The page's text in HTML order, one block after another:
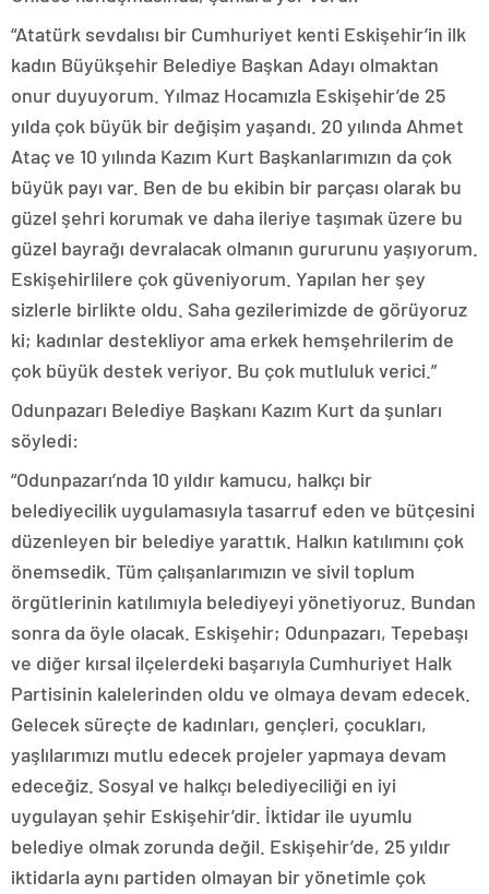
“Atatürk sevdalısı bir Cumhuriyet kenti Eskişehir’in ilk
kadın Büyükşehir Belediye Başkan Adayı olmaktan
onur duyuyorum. Yılmaz Hocamızla Eskişehir’de 25
yılda çok büyük bir değişim yaşandı. 20 yılında Ahmet
Ataç ve 10 yılında Kazım Kurt Başkanlarımızın da çok
büyük payı var. Ben de bu ekibin bir parçası olarak bu
güzel şehri korumak ve daha ileriye taşımak üzere bu
güzel bayrağı devralacak olmanın gururunu yaşıyorum.
Eskişehirlilere çok güveniyorum. Yapılan her şey
sizlerle birlikte oldu. Saha gezilerimizde de görüyoruz
ki; kadınlar destekliyor ama erkek hemşehrilerim de
çok büyük destek veriyor. Bu çok mutluluk verici.”
Odunpazarı Belediye Başkanı Kazım Kurt da şunları
söyledi:
“Odunpazarı’nda 10 yıldır kamucu, halkçı bir
belediyecilik uygulamasıyla tasarruf eden ve bütçesini
düzenleyen bir belediye yarattık. Halkın katılımını çok
önemsedik. Tüm çalışanlarımızın ve sivil toplum
örgütlerinin katılımıyla belediyeyi yönetiyoruz. Bundan
sonra da öyle olacak. Eskişehir; Odunpazarı, Tepebaşı
ve diğer kırsal ilçelerdeki başarıyla Cumhuriyet Halk
Partisinin kalelerinden oldu ve olmaya devam edecek.
Gelecek süreçte de kadınları, gençleri, çocukları,
yaşlılarımızı mutlu edecek projeler yapmaya devam
edeceğiz. Sosyal ve halkçı belediyeciliği en iyi
uygulayan şehir Eskişehir’dir. İktidar ile uyumlu
belediye olmak zorunda değil. Eskişehir’de, 25 yıldır
iktidarla aynı partiden olmayan bir yönetimle çok